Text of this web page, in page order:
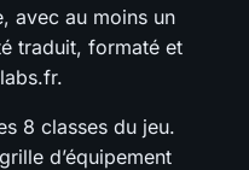
avec au moins un
traduit, formaté et
8 classes du jeu.
d’équipement